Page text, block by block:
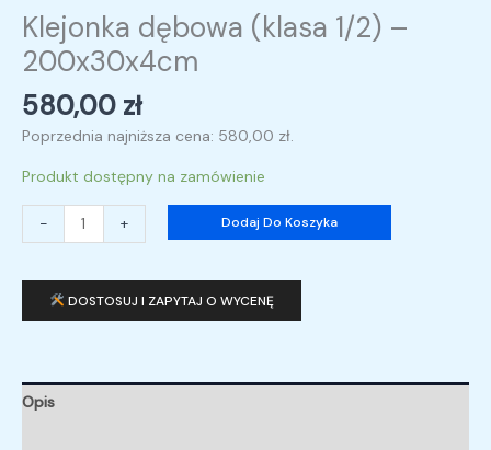
Klejonka dębowa (klasa 1/2) –
200x30x4cm
580,00 zł
Poprzednia najniższa cena: 580,00 zł.
Produkt dostępny na zamówienie
- + Dodaj Do Koszyka
DOSTOSUJ I ZAPYTAJ O WYCENĘ
Opis